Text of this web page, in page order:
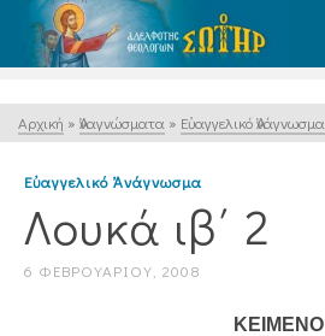
Αρχική » Ἀναγνώσματα » Εὐαγγελικό Ἀνάγνωσμα
Εὐαγγελικό Ἀνάγνωσμα
Λουκά ιβ΄ 2
6 ΦΕΒΡΟΥΑΡΊΟΥ, 2008
ΚΕΙΜΕΝΟ